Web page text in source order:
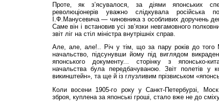
Проте, як з’ясувалося, за діями японських
революціонерів уважно слідкувала російська
І.Ф.Манусевича — чиновника з особливих доручень
Саме він і встановив усі зв’язки невгамовного
звіт ліг на стіл міністра внутрішніх справ.
Але, але, але!.. Річ у тім, що за пару років до того
начальство, підсунувши йому під виглядом
японського документу... сторінку з японсько-
начальства була передбачуваною. Звіт полетів
викинштейн», та ще й із глузливим прізвиськом
Коли восени 1905-го року у Санкт-Петербурзі,
зброя, куплена за японські гроші, стало вже не до